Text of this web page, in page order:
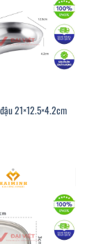
21×12.5×4.2cm